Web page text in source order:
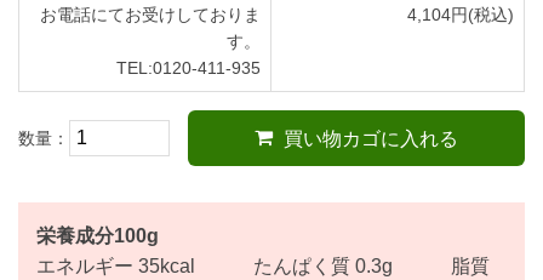
お電話にてお受けしておりま
す。
TEL:0120-411-935
4,104円(税込)
数量： 買い物カゴに入れる
栄養成分100g
エネルギー 35kcal たんぱく質 0.3g 脂質